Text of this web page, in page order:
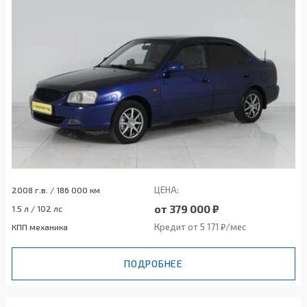
2008 г.в. / 186 000 км ЦЕНА:
1.5 л / 102 лс от 379 000 ₽
КПП механика Кредит от 5 171 ₽/мес
ПОДРОБНЕЕ